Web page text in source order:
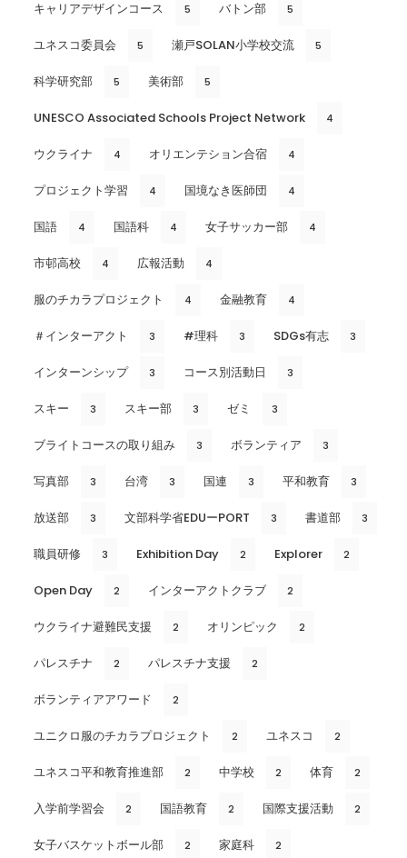
キャリアデザインコース 5 バトン部 5
ユネスコ委員会 5 瀬戸SOLAN小学校交流 5
科学研究部 5 美術部 5
UNESCO Associated Schools Project Network 4
ウクライナ 4 オリエンテション合宿 4
プロジェクト学習 4 国境なき医師団 4
国語 4 国語科 4 女子サッカー部 4
市邨高校 4 広報活動 4
服のチカラプロジェクト 4 金融教育 4
＃インターアクト 3 #理科 3 SDGs有志 3
インターンシップ 3 コース別活動日 3
スキー 3 スキー部 3 ゼミ 3
ブライトコースの取り組み 3 ボランティア 3
写真部 3 台湾 3 国連 3 平和教育 3
放送部 3 文部科学省EDUーPORT 3 書道部 3
職員研修 3 Exhibition Day 2 Explorer 2
Open Day 2 インターアクトクラブ 2
ウクライナ避難民支援 2 オリンピック 2
パレスチナ 2 パレスチナ支援 2
ボランティアアワード 2
ユニクロ服のチカラプロジェクト 2 ユネスコ 2
ユネスコ平和教育推進部 2 中学校 2 体育 2
入学前学習会 2 国語教育 2 国際支援活動 2
女子バスケットボール部 2 家庭科 2